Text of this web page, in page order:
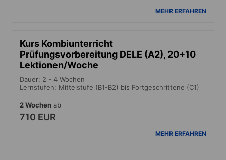
MEHR ERFAHREN
Kurs Kombiunterricht
Prüfungsvorbereitung DELE (A2), 20+10
Lektionen/Woche
Dauer: 2 - 4 Wochen
Lernstufen: Mittelstufe (B1-B2) bis Fortgeschrittene (C1)
2 Wochen ab
710 EUR
MEHR ERFAHREN